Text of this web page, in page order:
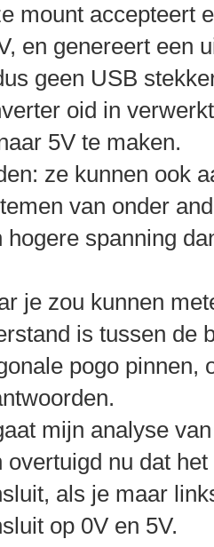
mount accepteert
en genereert een
geen USB
oid in
5V te maken.
ze kunnen ook
van onder
hogere spanning
je zou kunnen
is tussen de
pogo pinnen,
mijn analyse
overtuigd nu dat
als je maar
op 0V en 5V.